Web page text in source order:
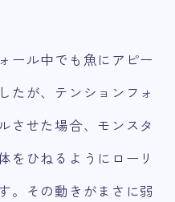
ール中でも魚にアピー
たが、テンションフォ
させた場合、モンスタ
をひねるようにローリ
。その動きがまさに弱